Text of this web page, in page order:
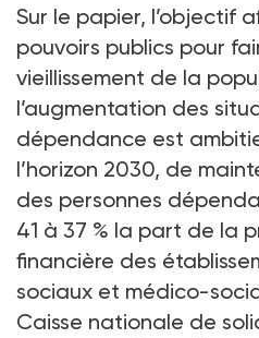
Sur le papier, l’objectif
pouvoirs publics pour
vieillissement de la
l’augmentation des
dépendance est
l’horizon 2030, de
des personnes
41 à 37 % la part de la
financière des
sociaux et médico-
Caisse nationale de